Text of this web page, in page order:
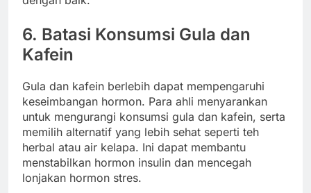
6. Batasi Konsumsi Gula dan
Kafein
Gula dan kafein berlebih dapat mempengaruhi
keseimbangan hormon. Para ahli menyarankan
untuk mengurangi konsumsi gula dan kafein, serta
memilih alternatif yang lebih sehat seperti teh
herbal atau air kelapa. Ini dapat membantu
menstabilkan hormon insulin dan mencegah
lonjakan hormon stres.